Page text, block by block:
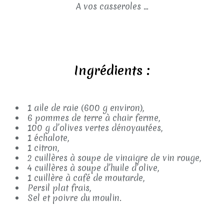
A vos casseroles ...
Ingrédients :
1 aile de raie (600 g environ),
6 pommes de terre à chair ferme,
100 g d’olives vertes dénoyautées,
1 échalote,
1 citron,
2 cuillères à soupe de vinaigre de vin rouge,
4 cuillères à soupe d’huile d’olive,
1 cuillère à café de moutarde,
Persil plat frais,
Sel et poivre du moulin.